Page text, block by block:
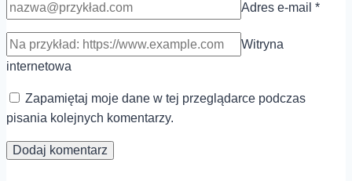
Adres e-mail *
Witryna
internetowa
Zapamiętaj moje dane w tej przeglądarce podczas
pisania kolejnych komentarzy.